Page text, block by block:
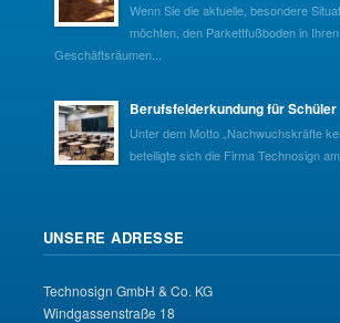
Wenn Sie die aktuelle, besondere
möchten, den Parkettfußboden in Ihren
Geschäftsräumen...
Berufsfelderkundung für Schüler
Unter dem Motto „Nachwuchskräfte
beteiligte sich die Firma Technosign am
UNSERE ADRESSE
Technosign GmbH & Co. KG
Windgassenstraße 18